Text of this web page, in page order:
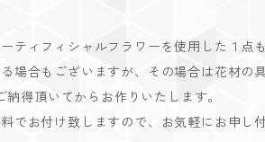
ティフィシャルフラワーを使用した１点
場合もございますが、その場合は花材の
納得頂いてからお作りいたします。
でお付け致しますので、お気軽にお申し